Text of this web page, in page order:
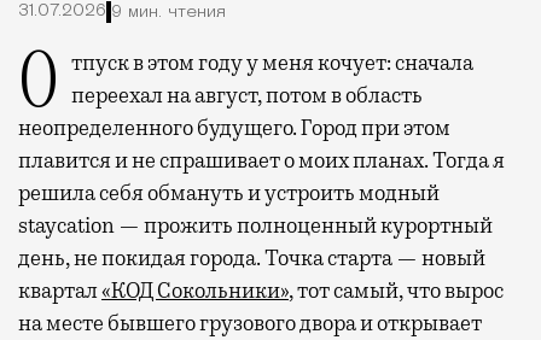
31.07.2026 9 мин. чтения
Отпуск в этом году у меня кочует: сначала переехал на август, потом в область
неопределенного будущего. Город при этом
плавится и не спрашивает о моих планах. Тогда я
решила себя обмануть и устроить модный
staycation — прожить полноценный курортный
день, не покидая города. Точка старта — новый
квартал«КОД Сокольники», тот самый, что вырос
на месте бывшего грузового двора и открывает